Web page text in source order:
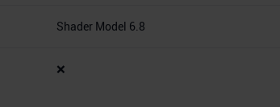
Shader Model 6.8
❌